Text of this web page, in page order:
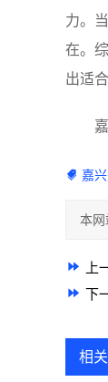
力。
在。
出适
嘉
本网
上
下
相